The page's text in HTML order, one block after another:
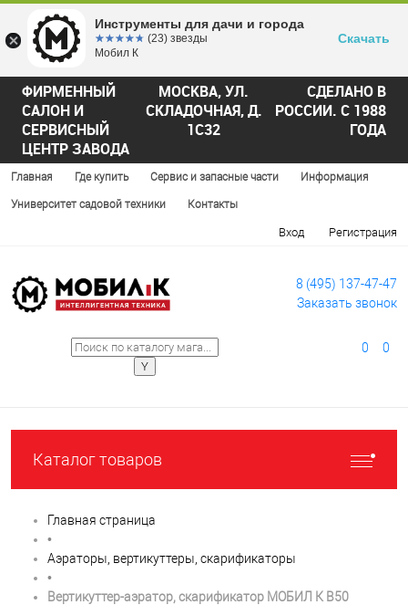
ФИРМЕННЫЙ
САЛОН И
СЕРВИСНЫЙ
ЦЕНТР ЗАВОДА
МОСКВА, УЛ.
СКЛАДОЧНАЯ, Д.
1С32
СДЕЛАНО В
РОССИИ. С 1988
ГОДА
Главная Где купить Сервис и запасные части Информация
Университет садовой техники Контакты
Вход Регистрация
8 (495) 137-47-47
Заказать звонок
0 0
Каталог товаров
Главная страница
•
Аэраторы, вертикуттеры, скарификаторы
•
Вертикуттер-аэратор, скарификатор МОБИЛ К В50
Инструменты для дачи и города
☆☆☆☆☆
★★★★★ (23) звезды
Мобил К
Скачать